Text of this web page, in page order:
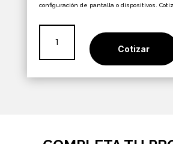
era:
$11.990.
es:
configuración de pantalla o dispositivos.
Diamond
30x60
Cotizar